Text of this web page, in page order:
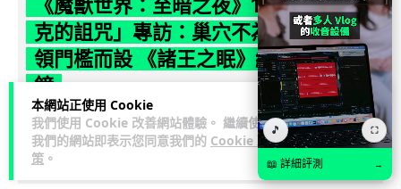
本網站正使用 Cookie
我們使用 Cookie 改善網站體驗。 繼續使用
我們的網站即表示您同意我們的 Cookie 政
策 。
《魔獸世界：至暗之夜》12.1 「烏拉特
克的詛咒」專訪：巢穴不為提高世界首
領門檻而設 《諸王之眠》縮短約 10 分
鐘
《魔獸世界：至暗之夜》版本更新 12.1「烏拉特克的詛咒」將
於 8 月 13 日正式上線，帶來全新區域「盤蛇島」、地城「毒牙
祭壇」、新型態世...
🎵 ⛶
📖 詳細評測 →